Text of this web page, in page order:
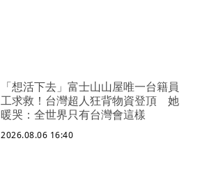
「想活下去」富士山山屋唯一台籍員
工求救！台灣超人狂背物資登頂 她
暖哭：全世界只有台灣會這樣
2026.08.06 16:40